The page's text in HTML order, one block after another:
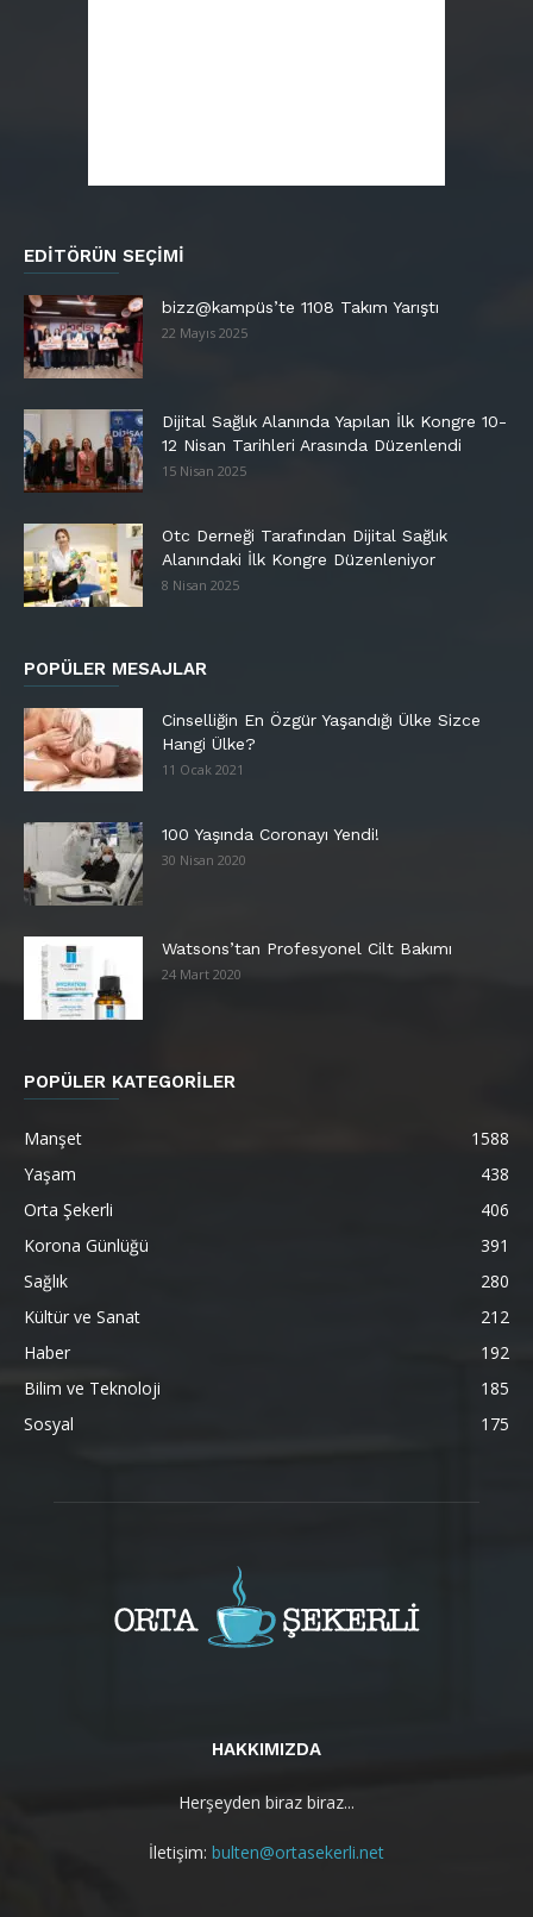
EDITÖRÜN SEÇIMI
bizz@kampüs’te 1108 Takım Yarıştı
22 Mayıs 2025
Dijital Sağlık Alanında Yapılan İlk Kongre 10-
12 Nisan Tarihleri Arasında Düzenlendi
15 Nisan 2025
Otc Derneği Tarafından Dijital Sağlık
Alanındaki İlk Kongre Düzenleniyor
8 Nisan 2025
POPÜLER MESAJLAR
Cinselliğin En Özgür Yaşandığı Ülke Sizce
Hangi Ülke?
11 Ocak 2021
100 Yaşında Coronayı Yendi!
30 Nisan 2020
Watsons’tan Profesyonel Cilt Bakımı
24 Mart 2020
POPÜLER KATEGORİLER
Manşet
1588
Yaşam
438
Orta Şekerli
406
Korona Günlüğü
391
Sağlık
280
Kültür ve Sanat
212
Haber
192
Bilim ve Teknoloji
185
Sosyal
175
HAKKIMIZDA
Herşeyden biraz biraz...
İletişim: bulten@ortasekerli.net